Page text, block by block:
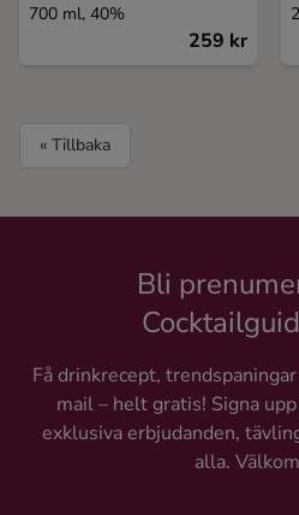
700 ml, 40%
259 kr
« Tillbaka
Bli
Få drinkrecept,
mail – helt gratis! Signa
exklusiva erbjudanden,
alla.